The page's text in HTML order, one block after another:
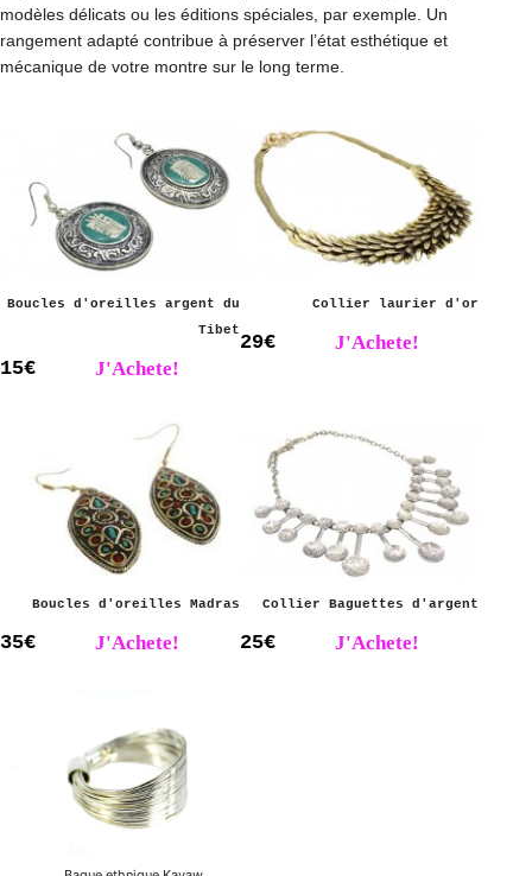
modèles délicats ou les éditions spéciales, par exemple. Un
rangement adapté contribue à préserver l’état esthétique et
mécanique de votre montre sur le long terme.
Boucles d'oreilles argent du
Tibet
15€ J'Achete!
Collier laurier d'or
29€ J'Achete!
Boucles d'oreilles Madras
35€ J'Achete!
Collier Baguettes d'argent
25€ J'Achete!